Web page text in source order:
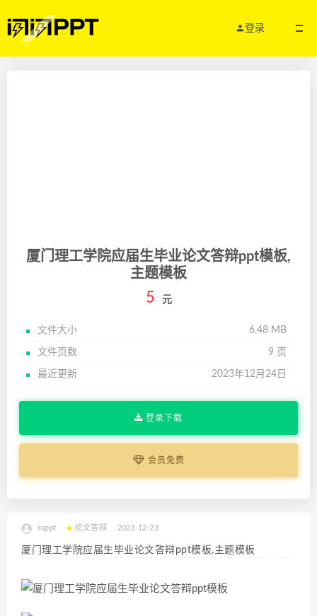
登录
厦门理工学院应届生毕业论文答辩ppt模板,
主题模板
5 元
文件大小 6.48 MB
文件页数 9 页
最近更新 2023年12月24日
登录下载
会员免费
ssppt 论文答辩 2023-12-23
厦门理工学院应届生毕业论文答辩ppt模板,主题模板